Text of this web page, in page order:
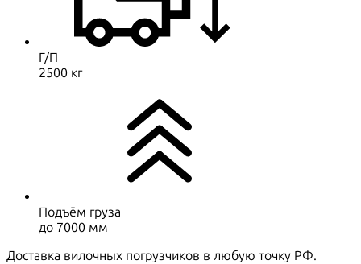
Г/П
2500 кг
Подъём груза
до 7000 мм
Доставка вилочных погрузчиков в любую точку РФ.